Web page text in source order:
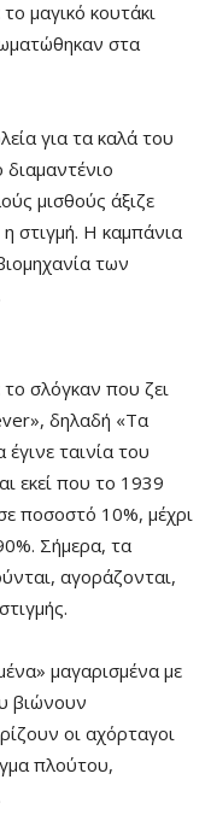
μαγικό κουτάκι
στα
για τα καλά του
μισθούς άξιζε
στιγμή. Η καμπάνια
των
σλόγκαν που ζει
δηλαδή «Τα
ταινία του
εκεί που το 1939
ποσοστό 10%, μέχρι
Σήμερα, τα
αγοράζονται,
μαγαρισμένα με
βιώνουν
οι αχόρταγοι
πλούτου,